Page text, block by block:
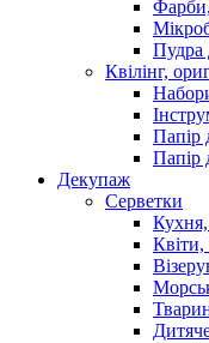
Пудра
Квілінг,
Папір
Папір
Декупаж
Серветки